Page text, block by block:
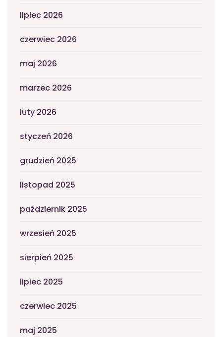
lipiec 2026
czerwiec 2026
maj 2026
marzec 2026
luty 2026
styczeń 2026
grudzień 2025
listopad 2025
październik 2025
wrzesień 2025
sierpień 2025
lipiec 2025
czerwiec 2025
maj 2025